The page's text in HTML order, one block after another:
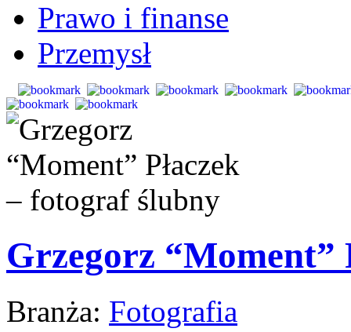
Prawo i finanse
Przemysł
Grzegorz “Moment”
Branża: Fotografia